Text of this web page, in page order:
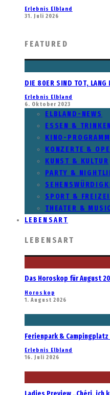
Erlebnis Elbland
31. Juli 2026
FEATURED
DIE 80ER SIND TOT, LANG
Erlebnis Elbland
6. Oktober 2023
ELBLAND-NEWS
ESSEN & TRINKEN
KINO-
KONZERTE &
KUNST & KULTUR
PARTY &
SPORT &
THEATER &
LEBENSART
LEBENSART
Das Horoskop für August
Horoskop
1. August 2026
Ferienpark & Campingplatz
Erlebnis Elbland
16. Juli 2026